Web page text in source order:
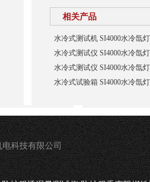
相关产品
水冷式测试机 SI4000水冷氙
水冷式测试仪 SI4000水冷氙
水冷式测试仪 SI4000水冷氙
水冷式试验箱 SI4000水冷氙
科技有限公司